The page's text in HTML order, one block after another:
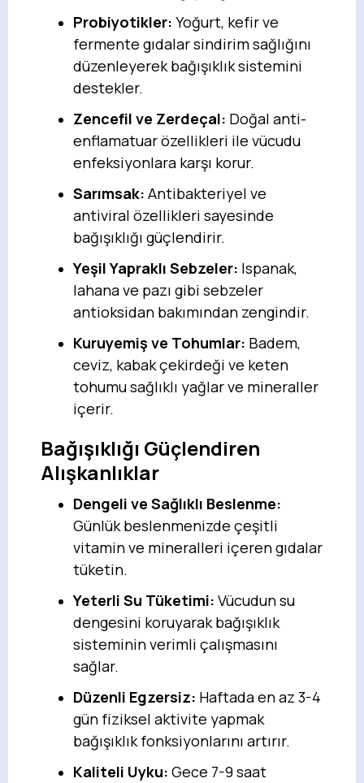
Probiyotikler: Yoğurt, kefir ve
fermente gıdalar sindirim sağlığını
düzenleyerek bağışıklık sistemini
destekler.
Zencefil ve Zerdeçal: Doğal anti-
enflamatuar özellikleri ile vücudu
enfeksiyonlara karşı korur.
Sarımsak: Antibakteriyel ve
antiviral özellikleri sayesinde
bağışıklığı güçlendirir.
Yeşil Yapraklı Sebzeler: Ispanak,
lahana ve pazı gibi sebzeler
antioksidan bakımından zengindir.
Kuruyemiş ve Tohumlar: Badem,
ceviz, kabak çekirdeği ve keten
tohumu sağlıklı yağlar ve mineraller
içerir.
Bağışıklığı Güçlendiren
Alışkanlıklar
Dengeli ve Sağlıklı Beslenme:
Günlük beslenmenizde çeşitli
vitamin ve mineralleri içeren gıdalar
tüketin.
Yeterli Su Tüketimi: Vücudun su
dengesini koruyarak bağışıklık
sisteminin verimli çalışmasını
sağlar.
Düzenli Egzersiz: Haftada en az 3-4
gün fiziksel aktivite yapmak
bağışıklık fonksiyonlarını artırır.
Kaliteli Uyku: Gece 7-9 saat